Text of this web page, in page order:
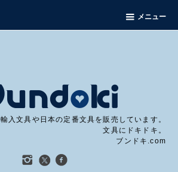
メニュー
輸入文具や日本の定番文具を販売しています。
文具にドキドキ。
ブンドキ.com